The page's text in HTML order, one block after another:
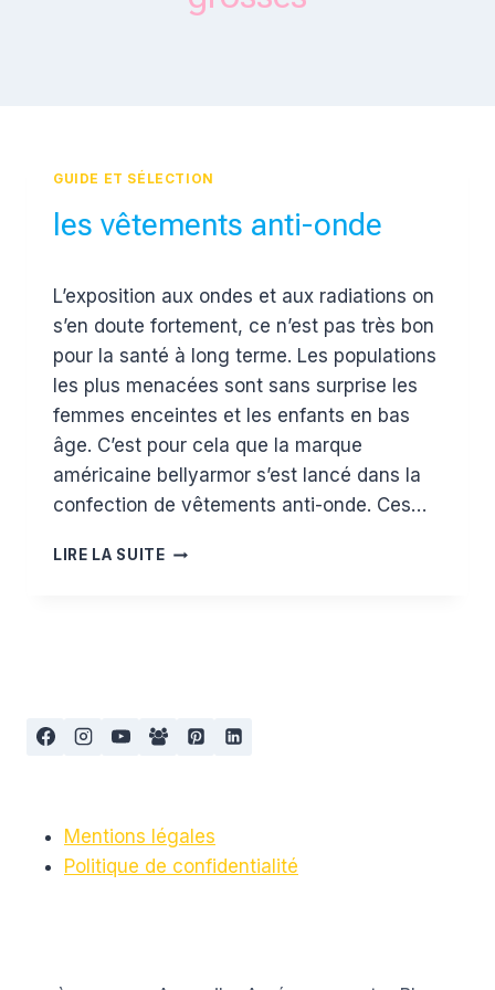
GUIDE ET SÉLECTION
les vêtements anti-onde
Estelle
L’exposition aux ondes et aux radiations on
s’en doute fortement, ce n’est pas très bon
pour la santé à long terme. Les populations
les plus menacées sont sans surprise les
femmes enceintes et les enfants en bas
âge. C’est pour cela que la marque
américaine bellyarmor s’est lancé dans la
confection de vêtements anti-onde. Ces…
LIRE LA SUITELES
Mentions légales
Politique de confidentialité